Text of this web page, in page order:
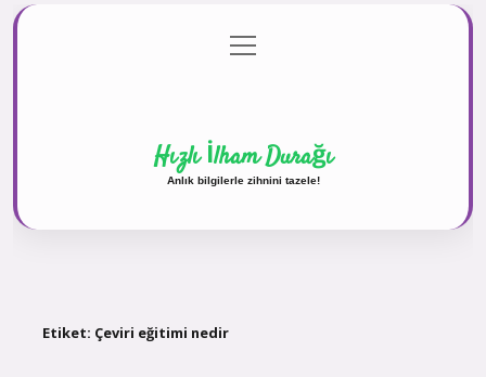
Gizlilik Politikası
menüyü
aç
Hızlı İlham Durağı
Anlık bilgilerle zihnini tazele!
Etiket: Çeviri eğitimi nedir